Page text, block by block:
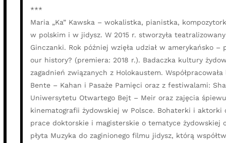
***
Maria „Ka” Kawska – wokalistka, pianistka,
w polskim i w jidysz. W 2015 r. stworzyła
Ginczanki. Rok później wzięła udział w amerykańsko
our history? (premiera: 2018 r.). Badaczka kultury
zagadnień związanych z Holokaustem.
Bente – Kahan i Pasaże Pamięci oraz z festiwalami:
Uniwersytetu Otwartego Bejt – Meir oraz zajęcia
kinematografii żydowskiej w Polsce. Bohaterki i aktorki
prace doktorskie i magisterskie o tematyce żydowskiej
płyta Muzyka do zaginionego filmu jidysz, którą